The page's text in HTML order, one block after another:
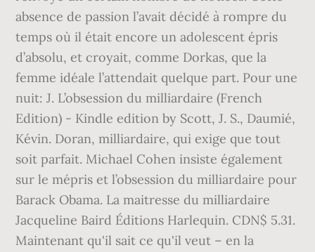
absence de passion l’avait décidé à rompre du
temps où il était encore un adolescent épris
d’absolu, et croyait, comme Dorkas, que la
femme idéale l’attendait quelque part. Pour une
nuit: J. L’obsession du milliardaire (French
Edition) - Kindle edition by Scott, J. S., Daumié,
Kévin. Doran, milliardaire, qui exige que tout
soit parfait. Michael Cohen insiste également
sur le mépris et l’obsession du milliardaire pour
Barack Obama. La maitresse du milliardaire
Jacqueline Baird Éditions Harlequin. CDN$ 5.31.
Maintenant qu'il sait ce qu'il veut – en la